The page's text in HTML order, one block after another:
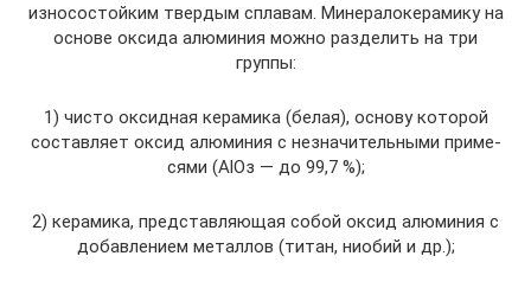
износостойким твердым сплавам. Минералокерамику на
основе оксида алюминия можно разделить на три
группы:
1) чисто оксидная керамика (белая), основу которой
составляет оксид алюминия с незначительными приме­
сями (АlОз — до 99,7 %);
2) керамика, представляющая собой оксид алюминия с
добавлением металлов (титан, ниобий и др.);